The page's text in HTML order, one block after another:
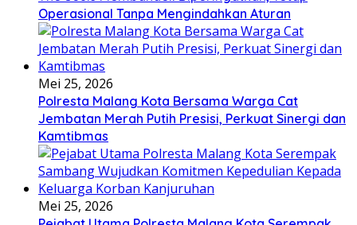
Operasional Tanpa Mengindahkan Aturan
Mei 25, 2026
Polresta Malang Kota Bersama Warga Cat
Jembatan Merah Putih Presisi, Perkuat Sinergi dan
Kamtibmas
Mei 25, 2026